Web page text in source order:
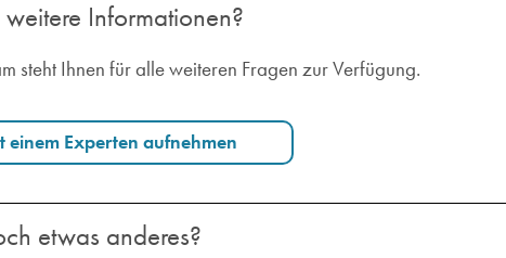
Informationen?
steht Ihnen für alle weiteren Fragen zur Verfügung.
einem Experten aufnehmen
etwas anderes?